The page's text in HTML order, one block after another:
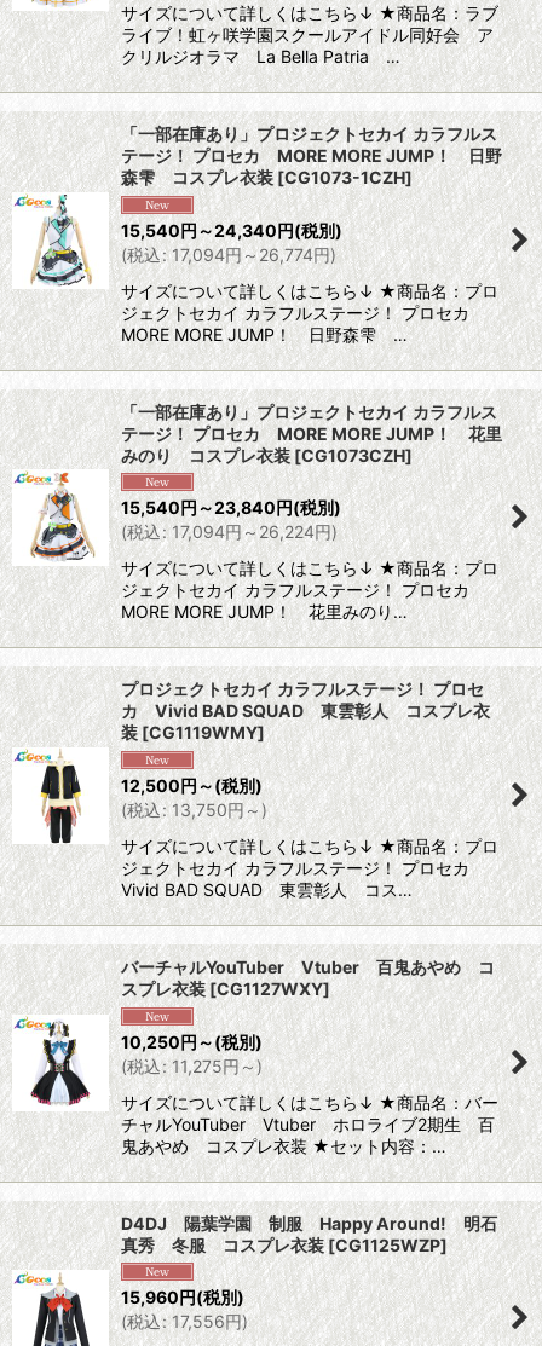
サイズについて詳しくはこちら↓ ★商品名：ラブ
ライブ！虹ヶ咲学園スクールアイドル同好会 ア
クリルジオラマ La Bella Patria …
「一部在庫あり」プロジェクトセカイ カラフルス
テージ！ プロセカ MORE MORE JUMP！ 日野
森雫 コスプレ衣装[CG1073-1CZH]
15,540円～24,340円(税別)
(税込: 17,094円～26,774円)
サイズについて詳しくはこちら↓ ★商品名：プロ
ジェクトセカイ カラフルステージ！ プロセカ
MORE MORE JUMP！ 日野森雫 …
「一部在庫あり」プロジェクトセカイ カラフルス
テージ！ プロセカ MORE MORE JUMP！ 花里
みのり コスプレ衣装 [CG1073CZH]
15,540円～23,840円(税別)
(税込: 17,094円～26,224円)
サイズについて詳しくはこちら↓ ★商品名：プロ
ジェクトセカイ カラフルステージ！ プロセカ
MORE MORE JUMP！ 花里みのり…
プロジェクトセカイ カラフルステージ！ プロセ
カ Vivid BAD SQUAD 東雲彰人 コスプレ衣
装[CG1119WMY]
12,500円～(税別)
(税込: 13,750円～ )
サイズについて詳しくはこちら↓ ★商品名：プロ
ジェクトセカイ カラフルステージ！ プロセカ
Vivid BAD SQUAD 東雲彰人 コス…
バーチャルYouTuber Vtuber 百鬼あやめ コ
スプレ衣装[CG1127WXY]
10,250円～(税別)
(税込: 11,275円～)
サイズについて詳しくはこちら↓ ★商品名：バー
チャルYouTuber Vtuber ホロライブ2期生 百
鬼あやめ コスプレ衣装 ★セット内容：…
D4DJ 陽葉学園 制服 Happy Around! 明石
真秀 冬服 コスプレ衣装[CG1125WZP]
15,960円(税別)
(税込: 17,556円)